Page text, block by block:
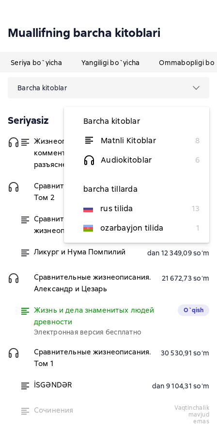
Muallifning barcha kitoblari
Seriya bo`yicha Yangiligi bo`yicha Ommabopligi
Barcha kitoblar
Barcha kitoblar
Matnli Kitoblar
8
Audiokitoblar
6
barcha tillarda
rus tilida
13
ozarbayjon tilida
1
Seriyasiz
Жизнеописания цезарей. С
комментариями и
разъяснениями
dan 58 036,36 soʻm
Сравнительные жизнеописания.
Том 2
Сравнительные
жизнеописания
Ликург и Нума Помпилий dan 12 349,09 soʻm
Сравнительные жизнеописания.
Александр и Цезарь
21 672,73 soʻm
Жизнь и дела знаменитых людей
древности
Электронная версия бесплатно
O`qish
Сравнительные жизнеописания.
Том 1
30 530,91 soʻm
İSGƏNDƏR dan 9 104,31 soʻm
Сочинения
vaqtinchalik
mavjud
emas